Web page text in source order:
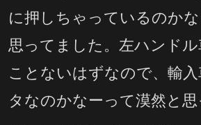
に押しちゃっているのか
思ってました。左ハンド
ことないはずなので、輸
タなのかなーって漠然と思